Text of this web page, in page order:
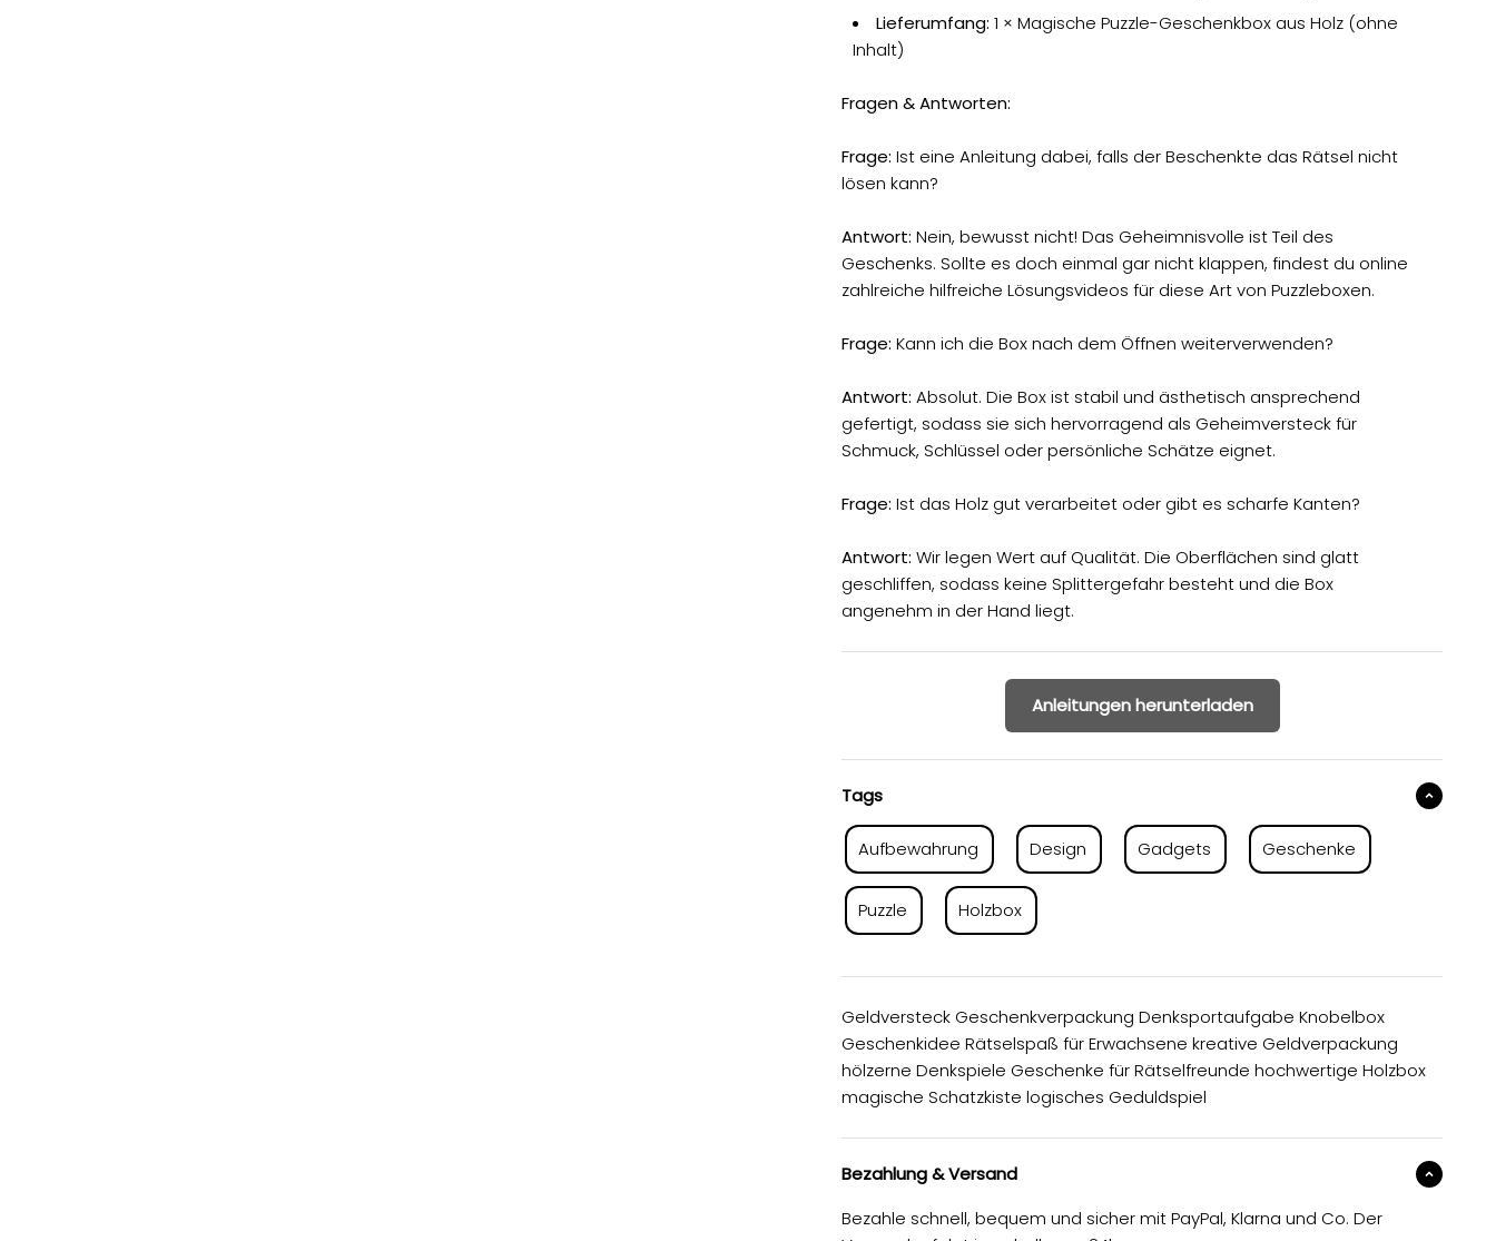
Lieferumfang: 1 × Magische Puzzle-Geschenkbox aus Holz (ohne
Inhalt)
Fragen & Antworten:
Frage: Ist eine Anleitung dabei, falls der Beschenkte das Rätsel nicht
lösen kann?
Antwort: Nein, bewusst nicht! Das Geheimnisvolle ist Teil des
Geschenks. Sollte es doch einmal gar nicht klappen, findest du online
zahlreiche hilfreiche Lösungsvideos für diese Art von Puzzleboxen.
Frage: Kann ich die Box nach dem Öffnen weiterverwenden?
Antwort: Absolut. Die Box ist stabil und ästhetisch ansprechend
gefertigt, sodass sie sich hervorragend als Geheimversteck für
Schmuck, Schlüssel oder persönliche Schätze eignet.
Frage: Ist das Holz gut verarbeitet oder gibt es scharfe Kanten?
Antwort: Wir legen Wert auf Qualität. Die Oberflächen sind glatt
geschliffen, sodass keine Splittergefahr besteht und die Box
angenehm in der Hand liegt.
Anleitungen herunterladen
Tags
Aufbewahrung Design Gadgets Geschenke
Puzzle Holzbox
Geldversteck Geschenkverpackung Denksportaufgabe Knobelbox
Geschenkidee Rätselspaß für Erwachsene kreative Geldverpackung
hölzerne Denkspiele Geschenke für Rätselfreunde hochwertige Holzbox
magische Schatzkiste logisches Geduldspiel
Bezahlung & Versand
Bezahle schnell, bequem und sicher mit PayPal, Klarna und Co. Der